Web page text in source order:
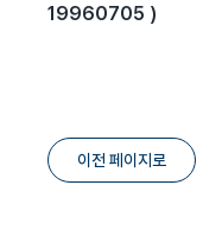
19960705 )
이전 페이지로